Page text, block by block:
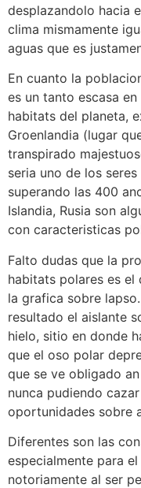
desplazandolo hacia
clima mismamente
aguas que es
En cuanto la
es un tanto escasa
habitats del planeta,
Groenlandia (lugar
transpirado
seri­a uno de los
superando las 400
Islandia, Rusia son
con caracteristicas
Falto dudas que la
habitats polares es el
la grafica sobre lapso.
resultado el aislante
hielo, sitio en donde
que el oso polar
que se ve obligado
nunca pudiendo
oportunidades sobre
Diferentes son las
especialmente para
notoriamente al ser